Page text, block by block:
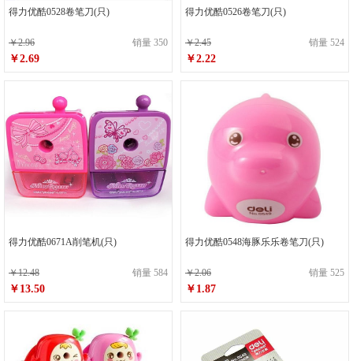
得力优酷0528卷笔刀(只)
￥2.96 销量 350
￥2.69
得力优酷0526卷笔刀(只)
￥2.45 销量 524
￥2.22
得力优酷0671A削笔机(只)
￥12.48 销量 584
￥13.50
得力优酷0548海豚乐乐卷笔刀(只)
￥2.06 销量 525
￥1.87